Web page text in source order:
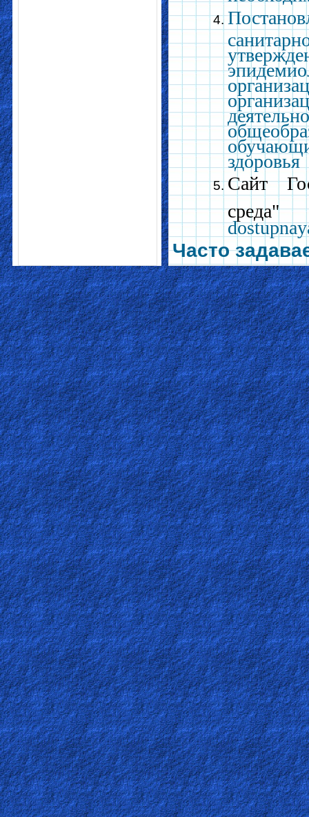
здоровья
Сайт
Часто